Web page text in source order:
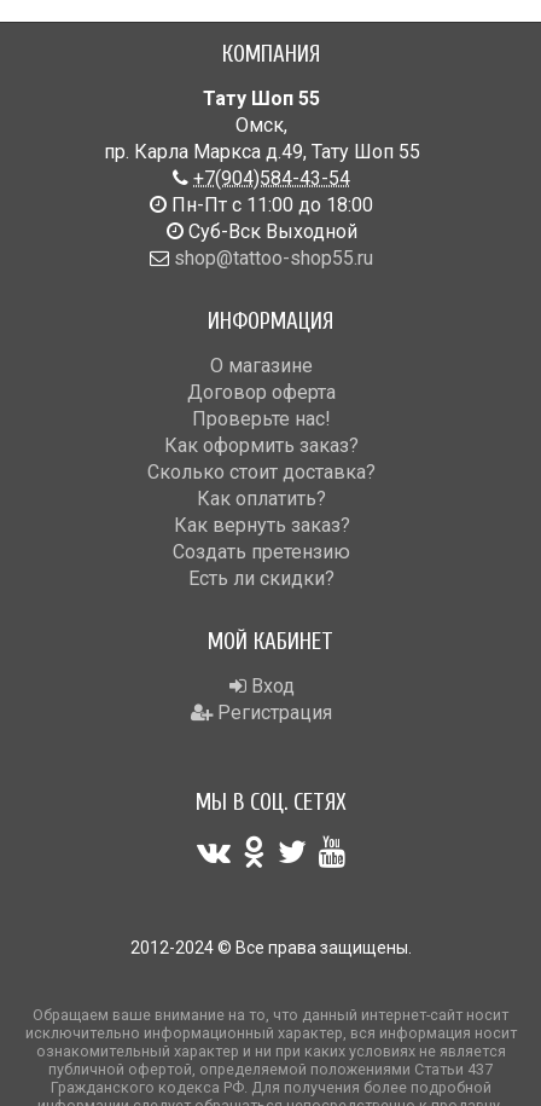
КОМПАНИЯ
Тату Шоп 55
Омск,
пр. Карла Маркса д.49, Тату Шоп 55
+7(904)584-43-54
Пн-Пт с 11:00 до 18:00
Cуб-Вск Выходной
shop@tattoo-shop55.ru
ИНФОРМАЦИЯ
О магазине
Договор оферта
Проверьте нас!
Как оформить заказ?
Сколько стоит доставка?
Как оплатить?
Как вернуть заказ?
Создать претензию
Есть ли скидки?
МОЙ КАБИНЕТ
Вход
Регистрация
МЫ В СОЦ. СЕТЯХ
2012-2024 © Все права защищены.
Обращаем ваше внимание на то, что данный интернет-сайт носит
исключительно информационный характер, вся информация носит
ознакомительный характер и ни при каких условиях не является
публичной офертой, определяемой положениями Статьи 437
Гражданского кодекса РФ. Для получения более подробной